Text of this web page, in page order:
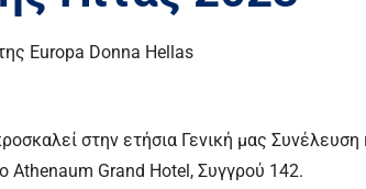
Europa Donna Hellas
στην ετήσια Γενική μας
Athenaum Grand Hotel, Συγγρού 142.